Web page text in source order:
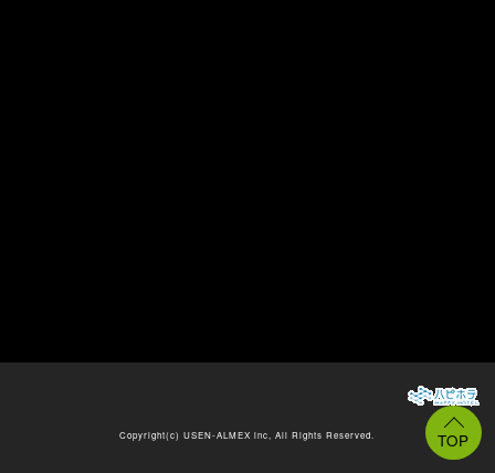
Copyright(c)USEN-ALMEX inc, All Rights Reserved.